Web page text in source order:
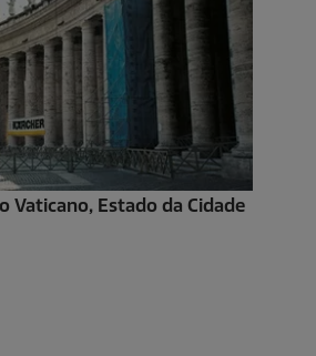
Vaticano, Estado da Cidade